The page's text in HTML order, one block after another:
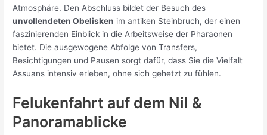
Atmosphäre. Den Abschluss bildet der Besuch des
unvollendeten Obelisken im antiken Steinbruch, der einen
faszinierenden Einblick in die Arbeitsweise der Pharaonen
bietet. Die ausgewogene Abfolge von Transfers,
Besichtigungen und Pausen sorgt dafür, dass Sie die Vielfalt
Assuans intensiv erleben, ohne sich gehetzt zu fühlen.
Felukenfahrt auf dem Nil &
Panoramablicke